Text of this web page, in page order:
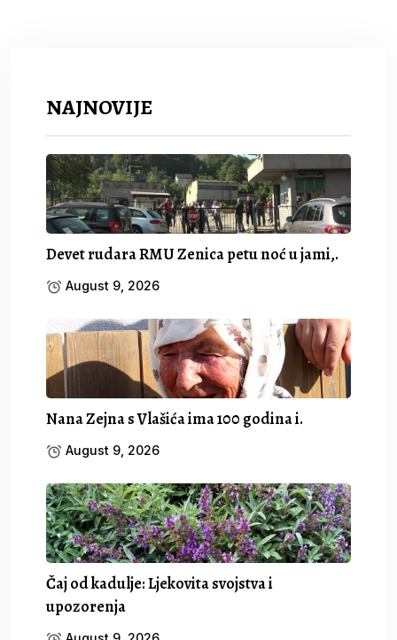
NAJNOVIJE
Devet rudara RMU Zenica petu noć u jami,.
August 9, 2026
Nana Zejna s Vlašića ima 100 godina i.
August 9, 2026
Čaj od kadulje: Ljekovita svojstva i
upozorenja